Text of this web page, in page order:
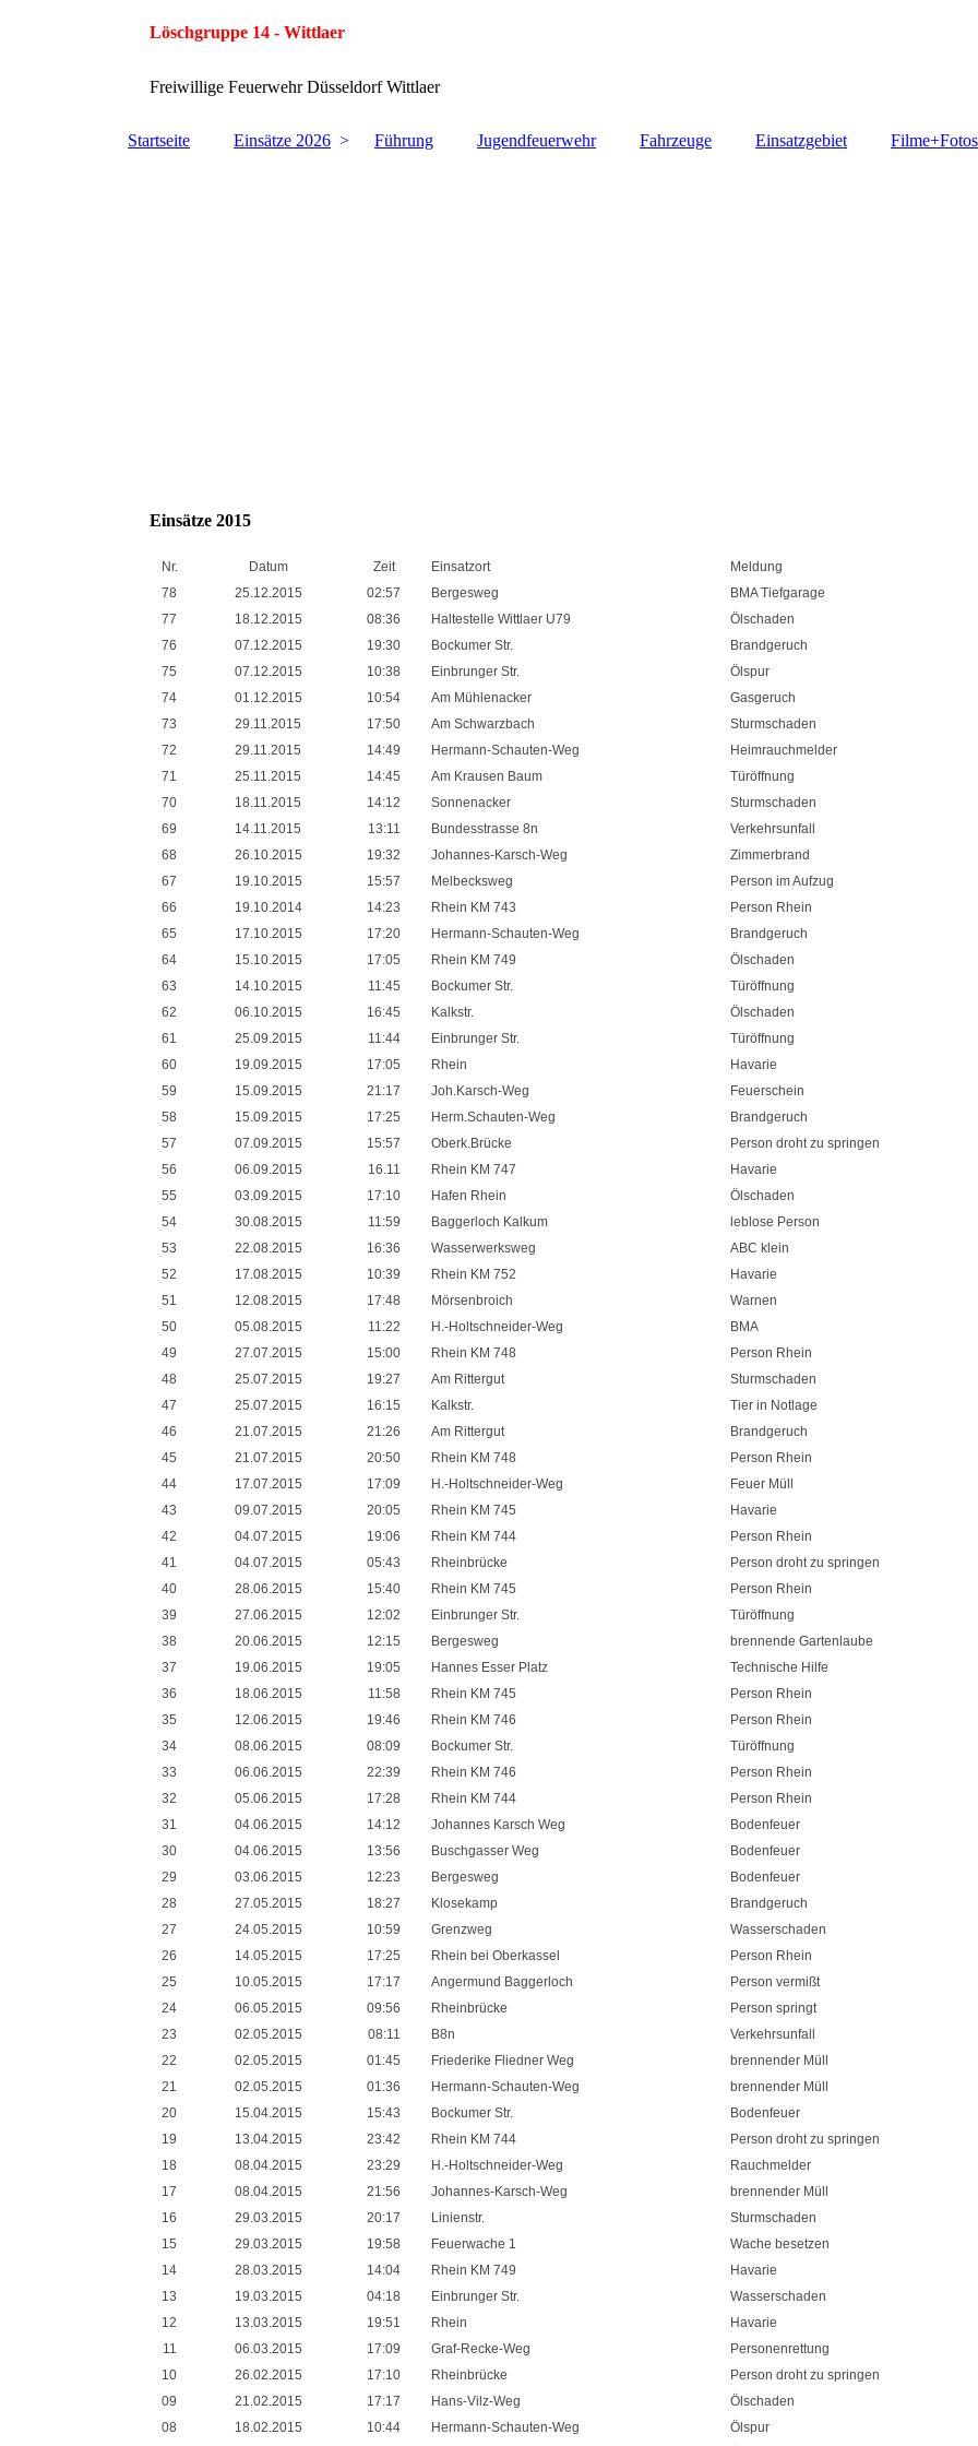
Löschgruppe 14 - Wittlaer
Freiwillige Feuerwehr Düsseldorf Wittlaer
Startseite Einsätze 2026 Führung Jugendfeuerwehr Fahrzeuge Einsatzgebiet Filme+Fotos
Einsätze 2015
Nr. Datum Zeit Einsatzort
Meldung
78
25.12.2015 02:57 Bergesweg
BMA Tiefgarage
77
18.12.2015 08:36 Haltestelle Wittlaer U79
Ölschaden
76
07.12.2015 19:30 Bockumer Str.
Brandgeruch
75
07.12.2015 10:38 Einbrunger Str.
Ölspur
74
01.12.2015 10:54 Am Mühlenacker
Gasgeruch
73
29.11.2015 17:50 Am Schwarzbach
Sturmschaden
72
29.11.2015 14:49 Hermann-Schauten-Weg
Heimrauchmelder
71
25.11.2015 14:45 Am Krausen Baum
Türöffnung
70
18.11.2015 14:12 Sonnenacker
Sturmschaden
69
14.11.2015 13:11 Bundesstrasse 8n
Verkehrsunfall
68
26.10.2015 19:32 Johannes-Karsch-Weg
Zimmerbrand
67
19.10.2015 15:57 Melbecksweg
Person im Aufzug
66
19.10.2014 14:23 Rhein KM 743
Person Rhein
65
17.10.2015 17:20 Hermann-Schauten-Weg
Brandgeruch
64
15.10.2015 17:05 Rhein KM 749
Ölschaden
63
14.10.2015 11:45 Bockumer Str.
Türöffnung
62
06.10.2015 16:45 Kalkstr.
Ölschaden
61
25.09.2015 11:44 Einbrunger Str.
Türöffnung
60
19.09.2015 17:05 Rhein
Havarie
59
15.09.2015 21:17 Joh.Karsch-Weg
Feuerschein
58
15.09.2015 17:25 Herm.Schauten-Weg
Brandgeruch
57
07.09.2015 15:57 Oberk.Brücke
Person droht zu springen
56
06.09.2015 16.11 Rhein KM 747
Havarie
55
03.09.2015 17:10 Hafen Rhein
Ölschaden
54
30.08.2015 11:59 Baggerloch Kalkum
leblose Person
53
22.08.2015 16:36 Wasserwerksweg
ABC klein
52
17.08.2015 10:39 Rhein KM 752
Havarie
51
12.08.2015 17:48 Mörsenbroich
Warnen
50
05.08.2015 11:22 H.-Holtschneider-Weg
BMA
49
27.07.2015 15:00 Rhein KM 748
Person Rhein
48
25.07.2015 19:27 Am Rittergut
Sturmschaden
47
25.07.2015 16:15 Kalkstr.
Tier in Notlage
46
21.07.2015 21:26 Am Rittergut
Brandgeruch
45
21.07.2015 20:50 Rhein KM 748
Person Rhein
44
17.07.2015 17:09 H.-Holtschneider-Weg
Feuer Müll
43
09.07.2015 20:05 Rhein KM 745
Havarie
42
04.07.2015 19:06 Rhein KM 744
Person Rhein
41
04.07.2015 05:43 Rheinbrücke
Person droht zu springen
40
28.06.2015 15:40 Rhein KM 745
Person Rhein
39
27.06.2015 12:02 Einbrunger Str.
Türöffnung
38
20.06.2015 12:15 Bergesweg
brennende Gartenlaube
37
19.06.2015 19:05 Hannes Esser Platz
Technische Hilfe
36
18.06.2015 11:58 Rhein KM 745
Person Rhein
35
12.06.2015 19:46 Rhein KM 746
Person Rhein
34
08.06.2015 08:09 Bockumer Str.
Türöffnung
33
06.06.2015 22:39 Rhein KM 746
Person Rhein
32
05.06.2015 17:28 Rhein KM 744
Person Rhein
31
04.06.2015 14:12 Johannes Karsch Weg
Bodenfeuer
30
04.06.2015 13:56 Buschgasser Weg
Bodenfeuer
29
03.06.2015 12:23 Bergesweg
Bodenfeuer
28
27.05.2015 18:27 Klosekamp
Brandgeruch
27
24.05.2015 10:59 Grenzweg
Wasserschaden
26
14.05.2015 17:25 Rhein bei Oberkassel
Person Rhein
25
10.05.2015 17:17 Angermund Baggerloch
Person vermißt
24
06.05.2015 09:56 Rheinbrücke
Person springt
23
02.05.2015 08:11 B8n
Verkehrsunfall
22
02.05.2015 01:45 Friederike Fliedner Weg
brennender Müll
21
02.05.2015 01:36 Hermann-Schauten-Weg
brennender Müll
20
15.04.2015 15:43 Bockumer Str.
Bodenfeuer
19
13.04.2015 23:42 Rhein KM 744
Person droht zu springen
18
08.04.2015 23:29 H.-Holtschneider-Weg
Rauchmelder
17
08.04.2015 21:56 Johannes-Karsch-Weg
brennender Müll
16
29.03.2015 20:17 Linienstr.
Sturmschaden
15
29.03.2015 19:58 Feuerwache 1
Wache besetzen
14
28.03.2015 14:04 Rhein KM 749
Havarie
13
19.03.2015 04:18 Einbrunger Str.
Wasserschaden
12
13.03.2015 19:51 Rhein
Havarie
11
06.03.2015 17:09 Graf-Recke-Weg
Personenrettung
10
26.02.2015 17:10 Rheinbrücke
Person droht zu springen
09
21.02.2015 17:17 Hans-Vilz-Weg
Ölschaden
08
18.02.2015 10:44 Hermann-Schauten-Weg Ölspur